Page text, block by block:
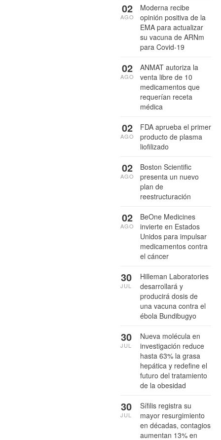
Moderna recibe
opinión positiva de la
EMA para actualizar
su vacuna de ARNm
para Covid-19
02
AGO
ANMAT autoriza la
venta libre de 10
medicamentos que
requerían receta
médica
02
AGO
FDA aprueba el primer
producto de plasma
liofilizado
02
AGO
Boston Scientific
presenta un nuevo
plan de
reestructuración
02
AGO
BeOne Medicines
invierte en Estados
Unidos para impulsar
medicamentos contra
el cáncer
02
AGO
Hilleman Laboratories
desarrollará y
producirá dosis de
una vacuna contra el
ébola Bundibugyo
30
JUL
Nueva molécula en
investigación reduce
hasta 63% la grasa
hepática y redefine el
futuro del tratamiento
de la obesidad
30
JUL
Sífilis registra su
mayor resurgimiento
en décadas, contagios
aumentan 13% en
30
JUL